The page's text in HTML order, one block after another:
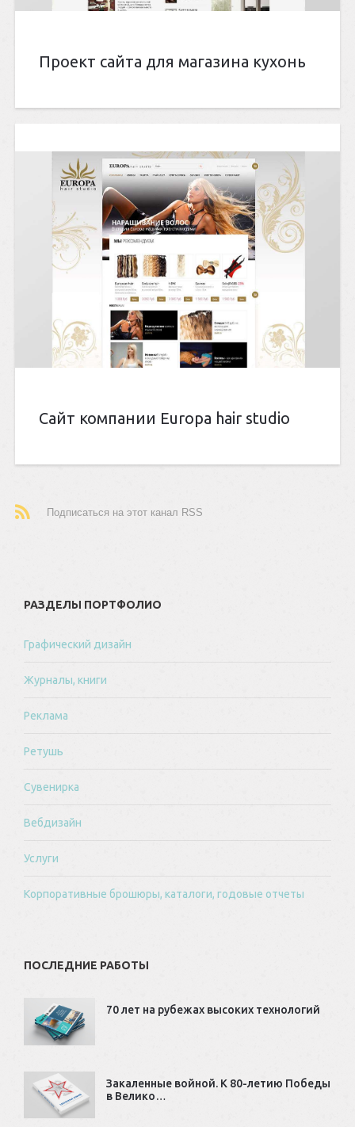
Проект сайта для магазина кухонь
Сайт компании Europa hair studio
Подписаться на этот канал RSS
РАЗДЕЛЫ ПОРТФОЛИО
Графический дизайн
Журналы, книги
Реклама
Ретушь
Сувенирка
Вебдизайн
Услуги
Корпоративные брошюры, каталоги, годовые отчеты
ПОСЛЕДНИЕ РАБОТЫ
70 лет на рубежах высоких технологий
Закаленные войной. К 80-летию Победы
в Велико…